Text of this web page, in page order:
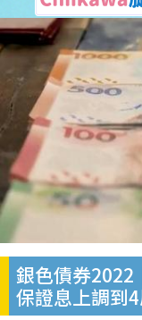
銀色債券2022
保證息上調到